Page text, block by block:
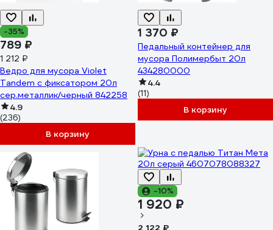
-35%
789 ₽
1 212 ₽
Ведро для мусора Violet
Tandem с фиксатором 20л
сер.металлик/черный 842258
4.9
(236)
В корзину
1 370 ₽
Педальный контейнер для
мусора Полимербыт 20л
434280000
4.4
(11)
В корзину
-10%
1 920 ₽
2 122 ₽